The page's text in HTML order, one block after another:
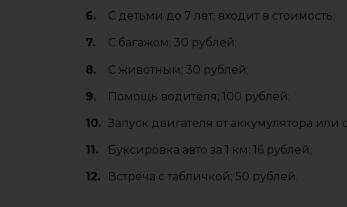
С детьми до 7 лет; входит в стоимость;
C багажом; 30 рублей;
С животным; 30 рублей;
Помощь водителя; 100 рублей;
Запуск двигателя от аккумулятора или
Буксировка авто за 1 км; 16 рублей;
Встреча с табличкой; 50 рублей.